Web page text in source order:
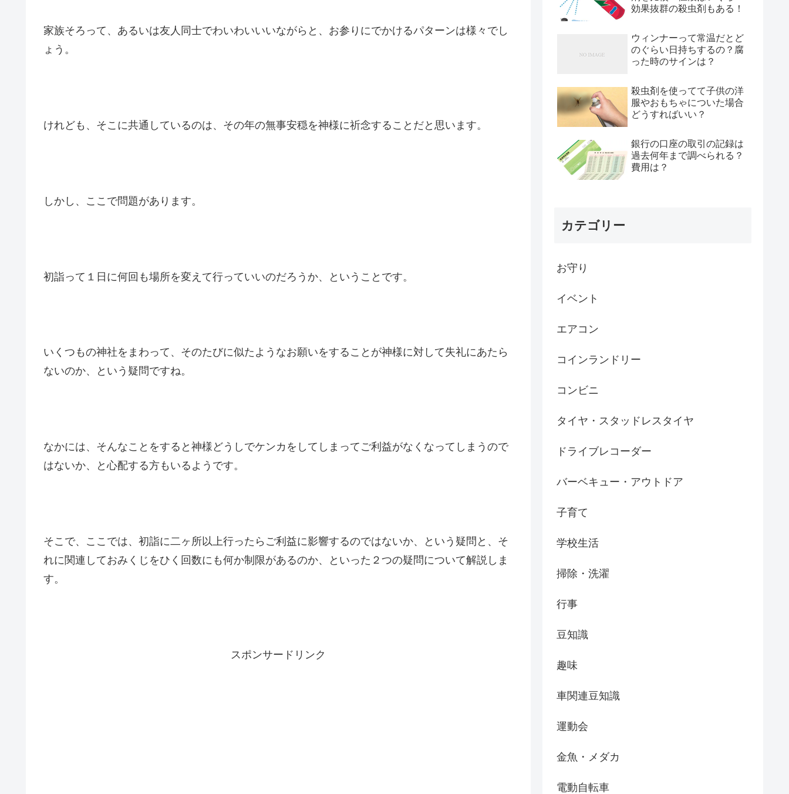
家族そろって、あるいは友人同士でわいわいいいながらと、お参りにでかけるパターンは様々でし
ょう。
けれども、そこに共通しているのは、その年の無事安穏を神様に祈念することだと思います。
しかし、ここで問題があります。
初詣って１日に何回も場所を変えて行っていいのだろうか、ということです。
いくつもの神社をまわって、そのたびに似たようなお願いをすることが神様に対して失礼にあたら
ないのか、という疑問ですね。
なかには、そんなことをすると神様どうしでケンカをしてしまってご利益がなくなってしまうので
はないか、と心配する方もいるようです。
そこで、ここでは、初詣に二ヶ所以上行ったらご利益に影響するのではないか、という疑問と、そ
れに関連しておみくじをひく回数にも何か制限があるのか、といった２つの疑問について解説しま
す。
スポンサードリンク
効果抜群の殺虫剤もある！
ウィンナーって常温だとど
のぐらい日持ちするの？腐
った時のサインは？
殺虫剤を使ってて子供の洋
服やおもちゃについた場合
どうすればいい？
銀行の口座の取引の記録は
過去何年まで調べられる？
費用は？
カテゴリー
お守り
イベント
エアコン
コインランドリー
コンビニ
タイヤ・スタッドレスタイヤ
ドライブレコーダー
バーベキュー・アウトドア
子育て
学校生活
掃除・洗濯
行事
豆知識
趣味
車関連豆知識
運動会
金魚・メダカ
電動自転車